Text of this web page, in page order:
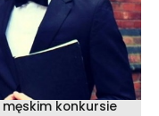
męskim konkursie